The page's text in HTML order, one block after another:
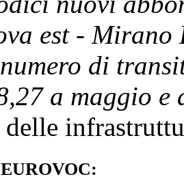
est - Mirano
di
a maggio e